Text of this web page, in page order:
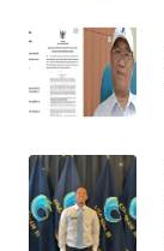
SIBARAGAS
NEWS
METRO
SIANTAR
NEWS